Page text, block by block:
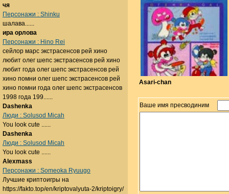
Asari-chan
Ваше имя пресводиним
чя
Персонажи : Shinku
шалава......
ира орлова
Персонажи : Hino Rei
сейлор марс экстрасенсов рей хино
любит олег шепс экстрасенсов рей хино
любит года олег шепс экстрасенсов рей
хино помни олег шепс экстрасенсов рей
хино помни года олег шепс экстрасенсов
1998 года 199......
Dashenka
Люди : Solusod Micah
You look cute ......
Dashenka
Люди : Solusod Micah
You look cute ......
Alexmass
Персонажи : Someoka Ryuugo
Лучшие криптоигры на
https://fakto.top/en/kriptovalyuta-2/kriptoigry/